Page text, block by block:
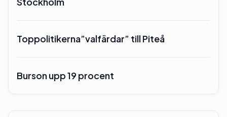
Toppolitikerna”valfärdar” till Piteå
Burson upp 19 procent